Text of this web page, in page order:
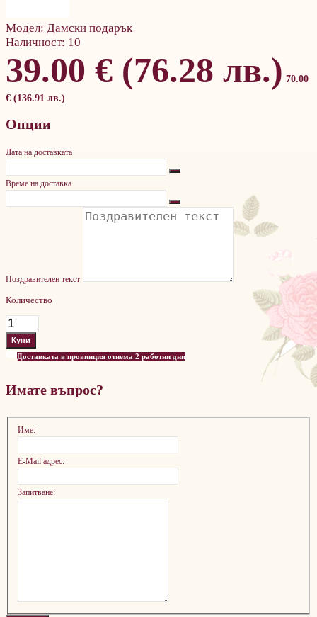
Модел: Дамски подарък
Наличност: 10
39.00 € (76.28 лв.) 70.00
€ (136.91 лв.)
Опции
Дата на доставката
Време на доставка
Поздравителен текст
Количество
Доставката в провинция отнема 2 работни дни
Имате въпрос?
Име:
E-Mail адрес:
Запитване: